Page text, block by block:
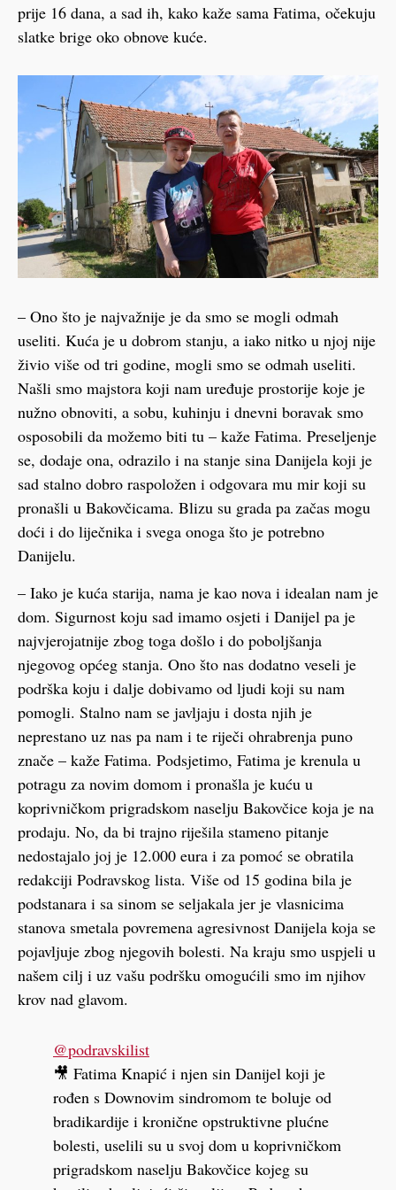
prije 16 dana, a sad ih, kako kaže sama Fatima, očekuju
slatke brige oko obnove kuće.
– Ono što je najvažnije je da smo se mogli odmah
useliti. Kuća je u dobrom stanju, a iako nitko u njoj nije
živio više od tri godine, mogli smo se odmah useliti.
Našli smo majstora koji nam uređuje prostorije koje je
nužno obnoviti, a sobu, kuhinju i dnevni boravak smo
osposobili da možemo biti tu – kaže Fatima. Preseljenje
se, dodaje ona, odrazilo i na stanje sina Danijela koji je
sad stalno dobro raspoložen i odgovara mu mir koji su
pronašli u Bakovčicama. Blizu su grada pa začas mogu
doći i do liječnika i svega onoga što je potrebno
Danijelu.
– Iako je kuća starija, nama je kao nova i idealan nam je
dom. Sigurnost koju sad imamo osjeti i Danijel pa je
najvjerojatnije zbog toga došlo i do poboljšanja
njegovog općeg stanja. Ono što nas dodatno veseli je
podrška koju i dalje dobivamo od ljudi koji su nam
pomogli. Stalno nam se javljaju i dosta njih je
neprestano uz nas pa nam i te riječi ohrabrenja puno
znače – kaže Fatima. Podsjetimo, Fatima je krenula u
potragu za novim domom i pronašla je kuću u
koprivničkom prigradskom naselju Bakovčice koja je na
prodaju. No, da bi trajno riješila stameno pitanje
nedostajalo joj je 12.000 eura i za pomoć se obratila
redakciji Podravskog lista. Više od 15 godina bila je
podstanara i sa sinom se seljakala jer je vlasnicima
stanova smetala povremena agresivnost Danijela koja se
pojavljuje zbog njegovih bolesti. Na kraju smo uspjeli u
našem cilj i uz vašu podršku omogućili smo im njihov
krov nad glavom.
@podravskilist
🎥 Fatima Knapić i njen sin Danijel koji je
rođen s Downovim sindromom te boluje od
bradikardije i kronične opstruktivne plućne
bolesti, uselili su u svoj dom u koprivničkom
prigradskom naselju Bakovčice kojeg su